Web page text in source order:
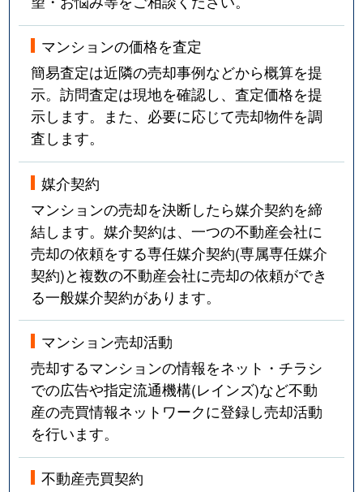
マンションの価格を査定
簡易査定は近隣の売却事例などから概算を提
示。訪問査定は現地を確認し、査定価格を提
示します。また、必要に応じて売却物件を調
査します。
媒介契約
マンションの売却を決断したら媒介契約を締
結します。媒介契約は、一つの不動産会社に
売却の依頼をする専任媒介契約(専属専任媒介
契約)と複数の不動産会社に売却の依頼ができ
る一般媒介契約があります。
マンション売却活動
売却するマンションの情報をネット・チラシ
での広告や指定流通機構(レインズ)など不動
産の売買情報ネットワークに登録し売却活動
を行います。
不動産売買契約